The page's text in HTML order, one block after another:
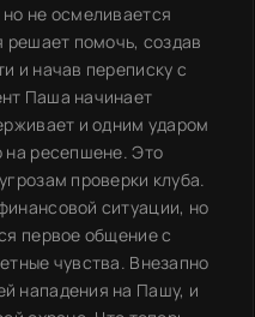
не осмеливается
решает помочь, создав
и начав переписку с
Паша начинает
и одним ударом
на ресепшене. Это
проверки клуба.
ситуации, но
первое общение с
чувства. Внезапно
нападения на Пашу, и